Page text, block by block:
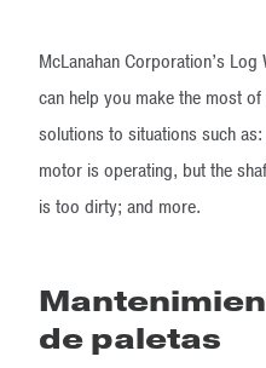
McLanahan Corporation’s
can help you make the most
solutions to situations such
motor is operating, but the
is too dirty; and more.
de paletas